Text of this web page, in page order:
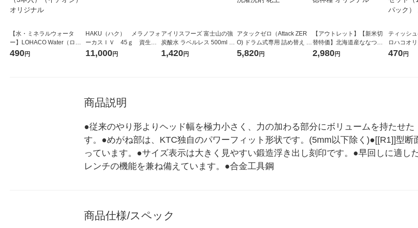
【水・ミネラルウォータ
ー】LOHACO Water（ロハ
コウォーター）2L ラベルレ
490円
HAKU（ハク） メラノフォ
ーカスＩＶ 45ｇ 資生
堂 おまけ付き
11,000円
アイリスフーズ 富士山の強
炭酸水 ラベルレス 500ml 1
箱（24本入）
1,420円
アタックゼロ（Attack ZER
O) ドラム式専用 詰め替え メ
ガジャンボ 2300g 1セット
5,820円
【アウトレット】【新米切
替特価】北海道産ななつぼ
し 無洗米 5kg 1袋 令和7年産
2,980円
ティッシ
ロハコオ
ックティッ
470円
商品説明
●従来のやり形よりヘッド幅を極力小さく、力の加わる部分にボリュームを持たせ
す。●めがね部は、KTC独自のパワーフィット形状です。(5mm以下除く)●[[R1]]型
っています。●サイズ表示は大きく見やすい鍛造浮き出し刻印です。●早回しに適し
レンチの機能を兼ね備えています。●合金工具鋼
商品仕様/スペック